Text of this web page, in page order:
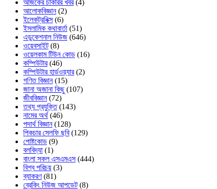
আজকের চাকরির খবর(4)
আলোকবিজ্ঞান(2)
ইলেকট্রনিক্স(6)
ইসলামিক কথাবার্তা (51)
এডুকেশনাল নিউজ (646)
ওয়েবসাইট(8)
ওয়েলকাম টিউন কোড (16)
কম্পিউটার(46)
কম্পিউটার হার্ডওয়্যার(2)
গণিত বিজ্ঞান(15)
জানা অজানা কিছু(107)
জীববিজ্ঞান(72)
তথ্য প্রযুক্তি(143)
নামের অর্থ (46)
পদার্থ বিজ্ঞান(128)
পিকচার সেলফি ছবি(129)
পোষ্টকোড (9)
বলবিদ্যা (1)
বাংলা সকল এসএমএস(444)
বিশ্ব পরিচয় (3)
ব্যাকরণ(81)
ব্রেকিং নিউজ আপডেট(8)